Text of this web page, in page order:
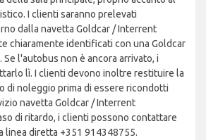
I clienti saranno prelevati
dalla navetta Goldcar / Interrent
chiaramente identificati con una Goldcar
Se l'autobus non è ancora arrivato, i
lì. I clienti devono inoltre restituire la
di noleggio prima di essere ricondotti
navetta Goldcar / Interrent
di ritardo, i clienti possono contattare
diretta +351 914348755.